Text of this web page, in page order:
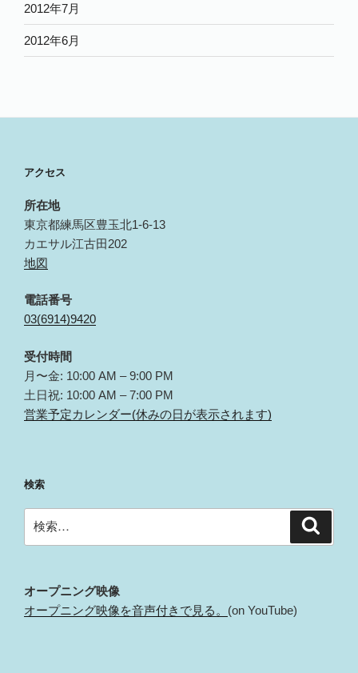
2012年7月
2012年6月
アクセス
所在地
東京都練馬区豊玉北1-6-13
カエサル江古田202
地図
電話番号
03(6914)9420
受付時間
月〜金: 10:00 AM – 9:00 PM
土日祝: 10:00 AM – 7:00 PM
営業予定カレンダー(休みの日が表示されます)
検索
索:
オープニング映像
オープニング映像を音声付きで見る。 (on YouTube)